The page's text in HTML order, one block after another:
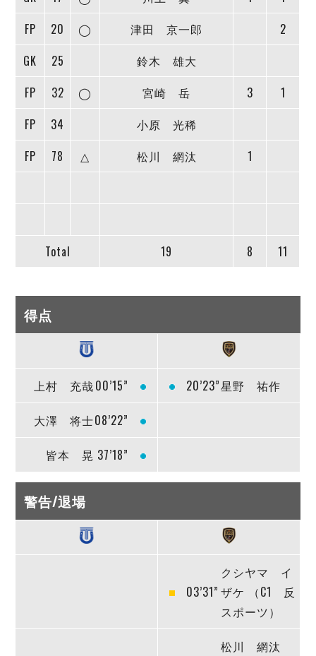
FP
20 ◯ 津田 京一郎
2
GK
25
鈴木 雄大
FP
32 ◯ 宮崎 岳 3
1
FP
34
小原 光稀
FP
78 △ 松川 網汰 1
Total 19 8 11
得点
上村 充哉00’15” 20’23”星野 祐作
大澤 将士08’22”
皆本 晃 37’18”
警告/退場
03’31”
クシヤマ イ
ザケ （C1 反
スポーツ）
松川 網汰